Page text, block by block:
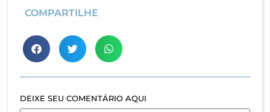
COMPARTILHE
DEIXE SEU COMENTÁRIO AQUI